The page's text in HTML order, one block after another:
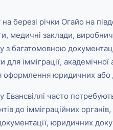
березі річки Огайо на
медичні заклади,
з багатомовною
імміграції, академічної
оформлення юридичних або
Евансвіллі часто
до імміграційних
юридичних